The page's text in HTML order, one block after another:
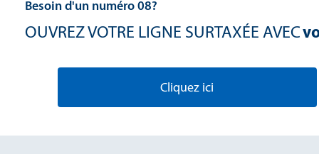
Besoin d'un numéro 08?
OUVREZ VOTRE LIGNE SURTAXÉE AVEC
Cliquez ici